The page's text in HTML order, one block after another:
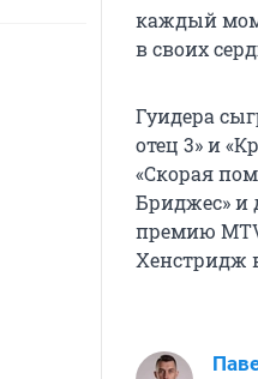
каждый
в своих
Гуидера
отец 3» и
«Скорая
Бриджес» и
премию
Хенстридж